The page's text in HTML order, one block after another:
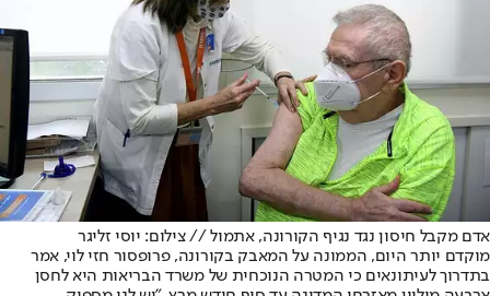
אדם מקבל חיסון נגד נגיף הקורונה, אתמול // צילום: יוסי זליגר
מוקדם יותר היום, הממונה על המאבק בקורונה, פרופסור חזי לוי, אמר
בתדרוך לעיתונאים כי המטרה הנוכחית של משרד הבריאות היא לחסן